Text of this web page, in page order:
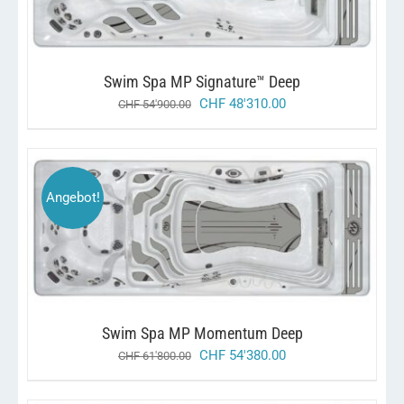
Swim Spa MP Signature™ Deep
CHF54'900.00 ursprünglicher
chf 54'900.00
CHF 48'310.00aktueller
chf 48'310.00.
Angebot!
IN DEN WARENKORB / DETAILS
Swim Spa MP Momentum Deep
CHF61'800.00 ursprünglicher
CHF 54'380.00aktueller